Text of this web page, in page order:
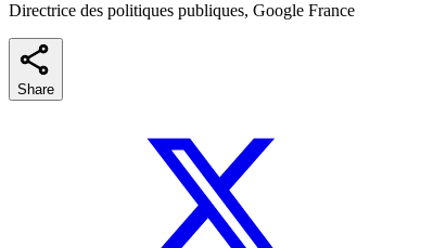
Directrice des politiques publiques, Google France
Share